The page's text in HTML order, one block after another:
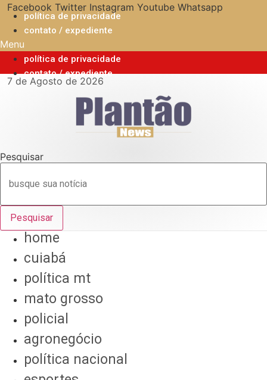
para
conteúdo
Facebook Twitter Instagram Youtube Whatsapp
política de privacidade
contato / expediente
Menu
política de privacidade
contato / expediente
7 de Agosto de 2026
Pesquisar
Pesquisar
home
cuiabá
política mt
mato grosso
policial
agronegócio
política nacional